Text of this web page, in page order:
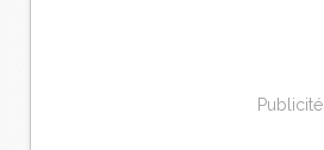
Publicité